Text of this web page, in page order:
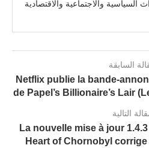
السابقة
Netflix publie la bande-
de Papel’s Billionaire’s Lair
التالية
La nouvelle mise à jour
Heart of Chornobyl